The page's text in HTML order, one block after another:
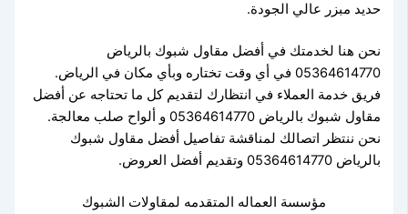
حديد مبزر عالي الجودة.
نحن هنا لخدمتك في أفضل مقاول شبوك بالرياض
05364614770 في أي وقت تختاره وبأي مكان في الرياض.
فريق خدمة العملاء في انتظارك لتقديم كل ما تحتاجه عن أفضل
مقاول شبوك بالرياض 05364614770 و ألواح صلب معالجة.
نحن ننتظر اتصالك لمناقشة تفاصيل أفضل مقاول شبوك
بالرياض 05364614770 وتقديم أفضل العروض.
مؤسسة العماله المتقدمه لمقاولات الشبوك